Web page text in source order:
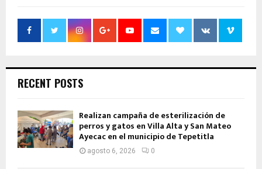
RECENT POSTS
Realizan campaña de esterilización de
perros y gatos en Villa Alta y San Mateo
Ayecac en el municipio de Tepetitla
agosto 6, 2026 0